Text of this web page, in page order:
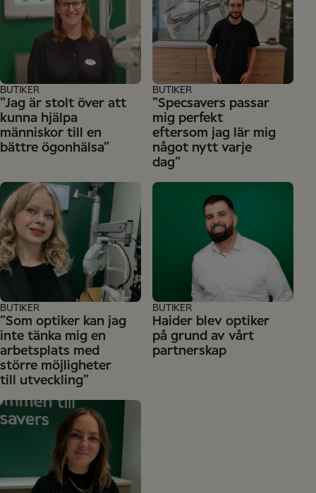
”Jag är stolt över att
kunna hjälpa
människor till en
bättre ögonhälsa”
BUTIKER
”Specsavers passar
mig perfekt
eftersom jag lär mig
något nytt varje
dag”
BUTIKER
”Som optiker kan jag
inte tänka mig en
arbetsplats med
större möjligheter
till utveckling”
BUTIKER
Haider blev optiker
på grund av vårt
partnerskap
BUTIKER